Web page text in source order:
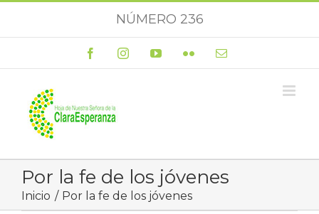
NÚMERO 236
FacebookInstagramYouTubeFlickr Correo
Por la fe de los jóvenes
Inicio Por la fe de los jóvenes